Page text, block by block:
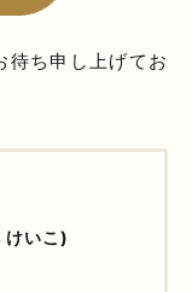
待ち申し上げてお
けいこ)